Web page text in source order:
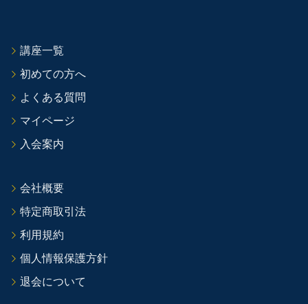
講座一覧
初めての方へ
よくある質問
マイページ
入会案内
会社概要
特定商取引法
利用規約
個人情報保護方針
退会について